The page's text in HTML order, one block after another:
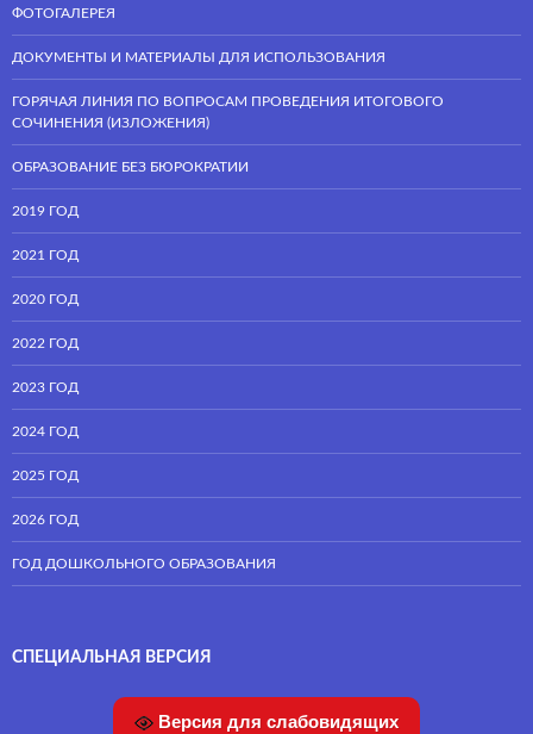
ФОТОГАЛЕРЕЯ
ДОКУМЕНТЫ И МАТЕРИАЛЫ ДЛЯ ИСПОЛЬЗОВАНИЯ
ГОРЯЧАЯ ЛИНИЯ ПО ВОПРОСАМ ПРОВЕДЕНИЯ ИТОГОВОГО
СОЧИНЕНИЯ (ИЗЛОЖЕНИЯ)
ОБРАЗОВАНИЕ БЕЗ БЮРОКРАТИИ
2019 ГОД
2021 ГОД
2020 ГОД
2022 ГОД
2023 ГОД
2024 ГОД
2025 ГОД
2026 ГОД
ГОД ДОШКОЛЬНОГО ОБРАЗОВАНИЯ
СПЕЦИАЛЬНАЯ ВЕРСИЯ
Версия для слабовидящих